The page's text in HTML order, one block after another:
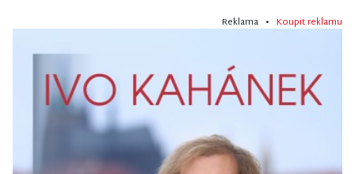
Reklama • Koupit reklamu